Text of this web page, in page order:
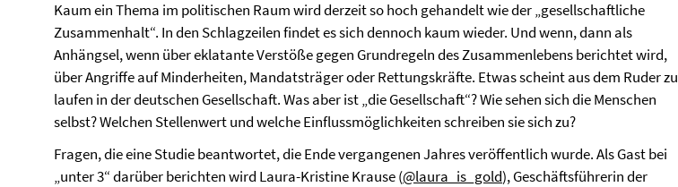
Kaum ein Thema im politischen Raum wird derzeit so hoch gehandelt wie der „gesellschaftliche
Zusammenhalt“. In den Schlagzeilen findet es sich dennoch kaum wieder. Und wenn, dann als
Anhängsel, wenn über eklatante Verstöße gegen Grundregeln des Zusammenlebens berichtet wird,
über Angriffe auf Minderheiten, Mandatsträger oder Rettungskräfte. Etwas scheint aus dem Ruder zu
laufen in der deutschen Gesellschaft. Was aber ist „die Gesellschaft“? Wie sehen sich die Menschen
selbst? Welchen Stellenwert und welche Einflussmöglichkeiten schreiben sie sich zu?
Fragen, die eine Studie beantwortet, die Ende vergangenen Jahres veröffentlich wurde. Als Gast bei
„unter 3“ darüber berichten wird Laura-Kristine Krause (@laura_is_gold), Geschäftsführerin der